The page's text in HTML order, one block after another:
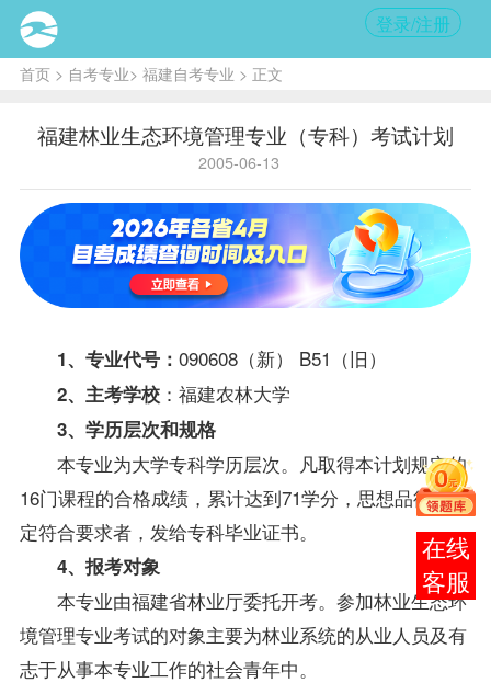
登录/注册
首页> 自考专业> 福建自考专业 > 正文
福建林业生态环境管理专业（专科）考试计划
2005-06-13
1、专业代号： 090608（新） B51（旧）
2、主考学校：福建农林大学
3、学历层次和规格
本专业为大学专科学历层次。凡取得本计划规定的
16门课程的合格成绩，累计达到71学分，思想品德经鉴
定符合要求者，发给专科毕业证书。
4、 报考对象
本专业由福建省林业厅委托开考。参加林业生态环
境管理专业考试的对象主要为林业系统的从业人员及有
志于从事本专业工作的社会青年中。
报考
咨询